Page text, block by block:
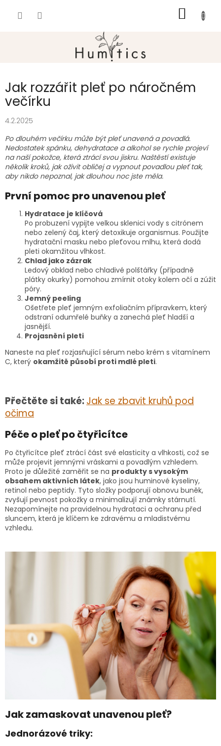
KOŠÍK
Jak rozzářit pleť po náročném
večírku
4.2.2025
Po dlouhém večírku může být pleť unavená a povadlá.
Nedostatek spánku, dehydratace a alkohol se rychle projeví
na naší pokožce, která ztrácí svou jiskru. Naštěstí existuje
několik kroků, jak oživit obličej a vypnout povadlou pleť tak,
aby nikdo nepoznal, jak dlouhou noc jste měla.
První pomoc pro unavenou pleť
Hydratace je klíčová
Po probuzení vypijte velkou sklenici vody s citrónem
nebo zelený čaj, který detoxikuje organismus. Použijte
hydratační masku nebo pleťovou mlhu, která dodá
pleti okamžitou vlhkost.
Chlad jako zázrak
Ledový obklad nebo chladivé polštářky (případně
plátky okurky) pomohou zmírnit otoky kolem očí a zúžit
póry.
Jemný peeling
Ošetřete pleť jemným exfoliačním přípravkem, který
odstraní odumřelé buňky a zanechá pleť hladší a
jasnější.
Projasnění pleti
Naneste na pleť rozjasňující sérum nebo krém s vitamínem
C, který okamžitě působí proti mdlé pleti.
Přečtěte si také:Jak se zbavit kruhů pod
očima
Péče o pleť po čtyřicítce
Po čtyřicítce pleť ztrácí část své elasticity a vlhkosti, což se
může projevit jemnými vráskami a povadlým vzhledem.
Proto je důležité zaměřit se na produkty s vysokým
obsahem aktivních látek, jako jsou huminové kyseliny,
retinol nebo peptidy. Tyto složky podporují obnovu buněk,
zvyšují pevnost pokožky a minimalizují známky stárnutí.
Nezapomínejte na pravidelnou hydrataci a ochranu před
sluncem, která je klíčem ke zdravému a mladistvému
vzhledu.
Jak zamaskovat unavenou pleť?
Jednorázové triky: